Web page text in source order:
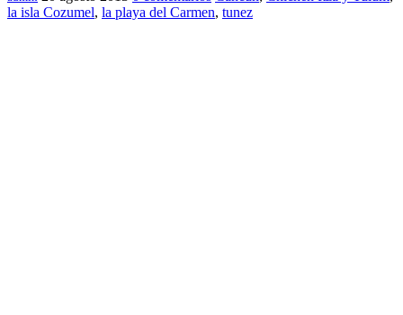
la isla Cozumel, la playa del Carmen, tunez